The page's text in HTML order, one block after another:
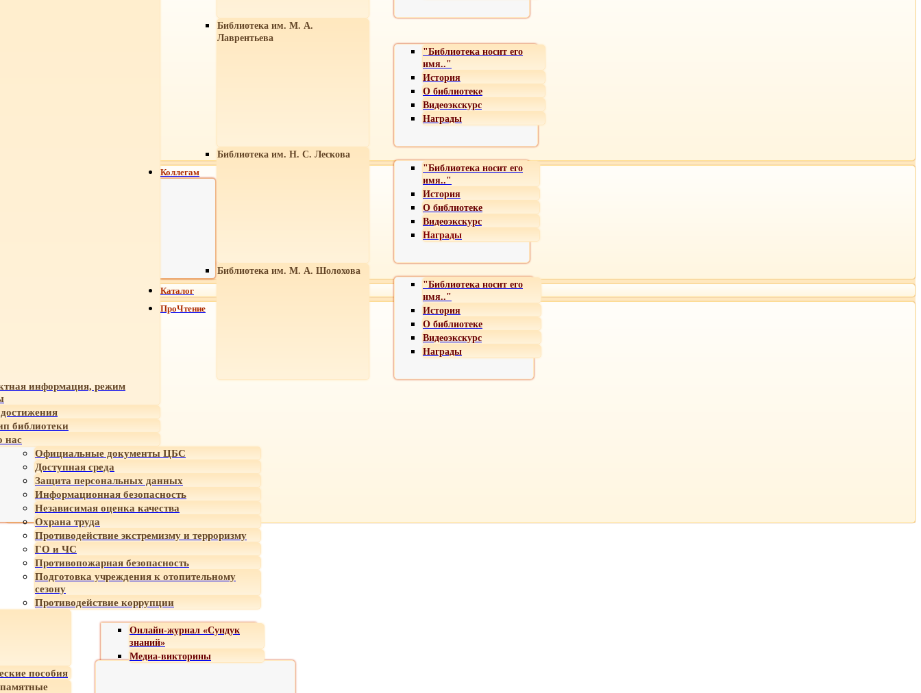
Библиотека им. М. А.
Лаврентьева
"Библиотека носит его
имя.."
История
О библиотеке
Видеоэкскурс
Награды
Библиотека им. Н. С. Лескова
"Библиотека носит его
имя.."
История
О библиотеке
Видеоэкскурс
Награды
Библиотека им. М. А. Шолохова
"Библиотека носит его
имя.."
История
О библиотеке
Видеоэкскурс
Награды
информация, режим
библиотеки
нас
Официальные документы ЦБС
Доступная среда
Защита персональных данных
Информационная безопасность
Независимая оценка качества
Охрана труда
Противодействие экстремизму и терроризму
ГО и ЧС
Противопожарная безопасность
Подготовка учреждения к отопительному
сезону
Противодействие коррупции
Онлайн-журнал «Сундук
знаний»
Медиа-викторины
пособия
Коллегам
Каталог
ПроЧтение